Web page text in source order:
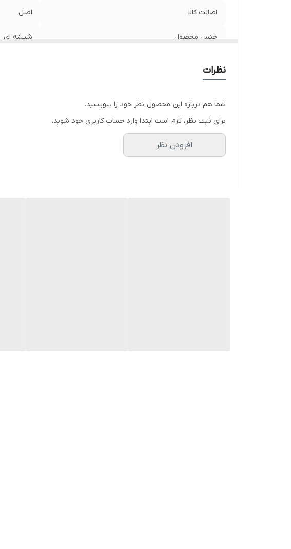
اصالت کالا اصل
جنس محصول شیشه ای
نظرات
شما هم درباره این محصول نظر خود را بنویسید.
برای ثبت نظر، لازم است ابتدا وارد حساب کاربری خود شوید.
افزودن نظر